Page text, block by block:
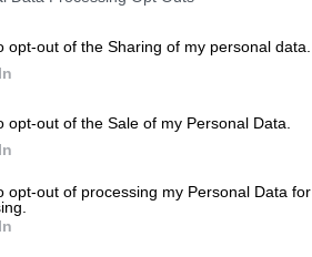
opt-out of the Sharing of my personal data.
opt-out of the Sale of my Personal Data.
opt-out of processing my Personal Data
gwarancji
Rozszerzenie Gwarancji Dell
Popularne